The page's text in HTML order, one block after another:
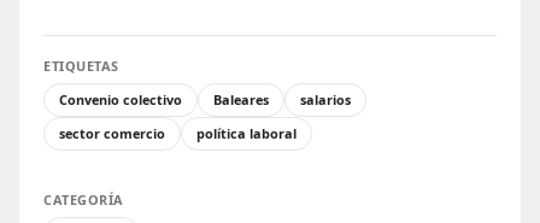
ETIQUETAS
Convenio colectivo
Baleares
salarios
sector comercio
política laboral
CATEGORÍA